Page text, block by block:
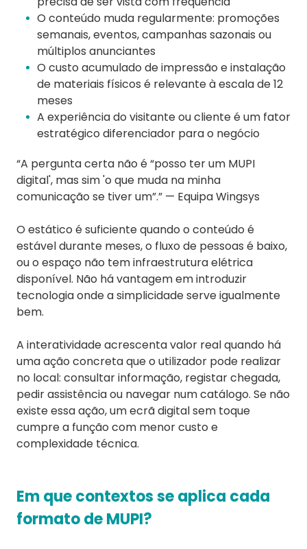
O conteúdo muda regularmente: promoções
semanais, eventos, campanhas sazonais ou
múltiplos anunciantes
O custo acumulado de impressão e instalação
de materiais físicos é relevante à escala de 12
meses
A experiência do visitante ou cliente é um fator
estratégico diferenciador para o negócio
“A pergunta certa não é “posso ter um MUPI
digital', mas sim 'o que muda na minha
comunicação se tiver um”.” — Equipa Wingsys
O estático é suficiente quando o conteúdo é
estável durante meses, o fluxo de pessoas é baixo,
ou o espaço não tem infraestrutura elétrica
disponível. Não há vantagem em introduzir
tecnologia onde a simplicidade serve igualmente
bem.
A interatividade acrescenta valor real quando há
uma ação concreta que o utilizador pode realizar
no local: consultar informação, registar chegada,
pedir assistência ou navegar num catálogo. Se não
existe essa ação, um ecrã digital sem toque
cumpre a função com menor custo e
complexidade técnica.
Em que contextos se aplica cada
formato de MUPI?